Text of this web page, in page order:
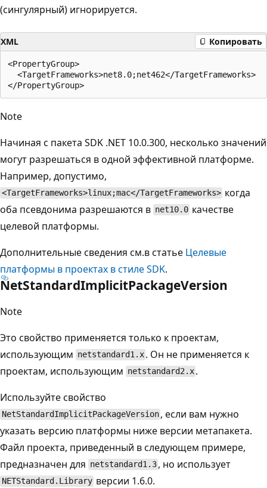
(сингулярный) игнорируется.
XML Копировать
<PropertyGroup>
  <TargetFrameworks>net8.0;net462</TargetFrameworks>
Note
Начиная с пакета SDK .NET 10.0.300, несколько значений
могут разрешаться в одной эффективной платформе.
Например, допустимо,
<TargetFrameworks>linux;mac</TargetFrameworks> когда
оба псевдонима разрешаются в net10.0 качестве
целевой платформы.
Дополнительные сведения см.в статье Целевые
платформы в проектах в стиле SDK.
NetStandardImplicitPackageVersion
Note
Это свойство применяется только к проектам,
использующим netstandard1.x . Он не применяется к
проектам, использующим netstandard2.x .
Используйте свойство
NetStandardImplicitPackageVersion , если вам нужно
указать версию платформы ниже версии метапакета.
Файл проекта, приведенный в следующем примере,
предназначен для netstandard1.3 , но использует
NETStandard.Library версии 1.6.0.